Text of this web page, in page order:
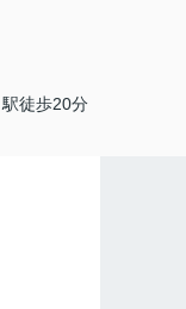
徒歩20分